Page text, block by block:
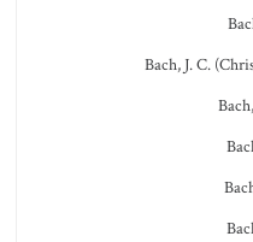
Bach, J. C.